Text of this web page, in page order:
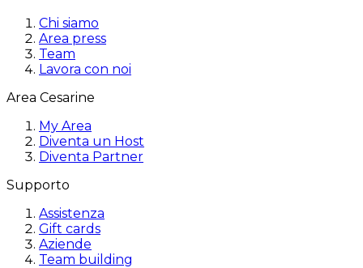
Chi siamo
Area press
Team
Lavora con noi
Area Cesarine
My Area
Diventa un Host
Diventa Partner
Supporto
Assistenza
Gift cards
Aziende
Team building